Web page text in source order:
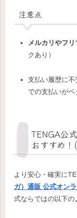
注意点
メルカリやフリ
クあり）
支払い履歴に不
での支払いがベ
TENGA公
おすすめ！
より安心・確実に
ガ）通販 公式オン
式ならではの以下の